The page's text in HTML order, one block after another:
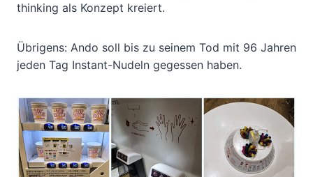
thinking als Konzept kreiert.
Übrigens: Ando soll bis zu seinem Tod mit 96 Jahren
jeden Tag Instant-Nudeln gegessen haben.